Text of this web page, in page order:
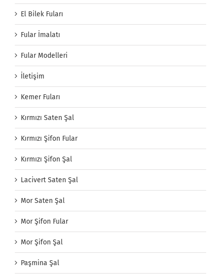
El Bilek Fuları
Fular İmalatı
Fular Modelleri
İletişim
Kemer Fuları
Kırmızı Saten Şal
Kırmızı Şifon Fular
Kırmızı Şifon Şal
Lacivert Saten Şal
Mor Saten Şal
Mor Şifon Fular
Mor Şifon Şal
Paşmina Şal